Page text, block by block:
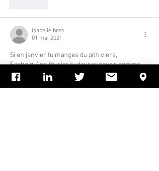
isabelle.bres
01 mai 2021
Si en janvier tu manges du pithiviers,
Sache qu' en février tu devras courir comme
un lévrier, si tu veux en mars ressembler à
une star !